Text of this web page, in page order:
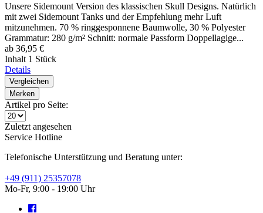
Unsere Sidemount Version des klassischen Skull Designs. Natürlich
mit zwei Sidemount Tanks und der Empfehlung mehr Luft
mitzunehmen. 70 % ringgesponnene Baumwolle, 30 % Polyester
Grammatur: 280 g/m² Schnitt: normale Passform Doppellagige...
ab 36,95 €
Inhalt 1 Stück
Details
Vergleichen
Merken
Artikel pro Seite:
Zuletzt angesehen
Service Hotline
Telefonische Unterstützung und Beratung unter:
+49 (911) 25357078
Mo-Fr, 9:00 - 19:00 Uhr